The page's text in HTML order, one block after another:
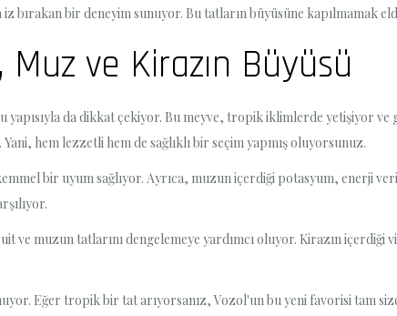
bir deneyim sunuyor. Bu tatların büyüsüne kapılmamak
ve Kirazın Büyüsü
yapısıyla da dikkat çekiyor. Bu meyve, tropik iklimlerde yetişiyor
hem lezzetli hem de sağlıklı bir seçim yapmış oluyorsunuz.
bir uyum sağlıyor. Ayrıca, muzun içerdiği potasyum, enerji
ve muzun tatlarını dengelemeye yardımcı oluyor. Kirazın içerdiği
Eğer tropik bir tat arıyorsanız, Vozol'un bu yeni favorisi tam